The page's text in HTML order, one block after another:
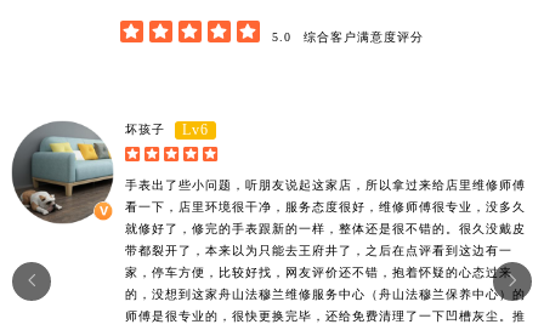
     5.0 综合客户满意度评分
坏孩子 Lv6
    
手表出了些小问题，听朋友说起这家店，所以拿过来给店里维修师傅
看一下，店里环境很干净，服务态度很好，维修师傅很专业，没多久
就修好了，修完的手表跟新的一样，整体还是很不错的。很久没戴皮
带都裂开了，本来以为只能去王府井了，之后在点评看到这边有一
家，停车方便，比较好找，网友评价还不错，抱着怀疑的心态过来
的，没想到这家舟山法穆兰维修服务中心（舟山法穆兰保养中心）的
师傅是很专业的，很快更换完毕，还给免费清理了一下凹槽灰尘。推

